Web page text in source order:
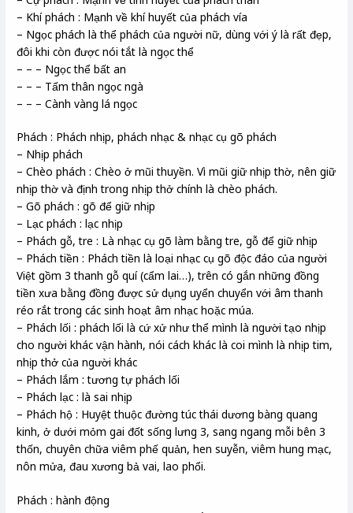
– Khí phách : Mạnh về khí huyết của phách vía
– Ngọc phách là thể phách của người nữ, dùng với ý là rất đẹp,
đôi khi còn được nói tắt là ngọc thể
– – – Ngọc thể bất an
– – – Tấm thân ngọc ngà
– – – Cành vàng lá ngọc
Phách : Phách nhịp, phách nhạc & nhạc cụ gõ phách
– Nhịp phách
– Chèo phách : Chèo ở mũi thuyền. Vì mũi giữ nhịp thờ, nên giữ
nhịp thờ và định trong nhịp thở chính là chèo phách.
– Gõ phách : gõ để giữ nhịp
– Lạc phách : lạc nhịp
– Phách gỗ, tre : Là nhạc cụ gõ làm bằng tre, gỗ để giữ nhịp
– Phách tiền : Phách tiền là loại nhạc cụ gõ độc đáo của người
Việt gồm 3 thanh gỗ quí (cẩm lai…), trên có gắn những đồng
tiền xưa bằng đồng được sử dụng uyển chuyển với âm thanh
réo rắt trong các sinh hoạt âm nhạc hoặc múa.
– Phách lối : phách lối là cứ xử như thể mình là người tạo nhịp
cho người khác vận hành, nói cách khác là coi mình là nhịp tim,
nhịp thở của người khác
– Phách lắm : tương tự phách lối
– Phách lạc : là sai nhịp
– Phách hộ : Huyệt thuộc đường túc thái dương bàng quang
kinh, ở dưới mỏm gai đốt sống lưng 3, sang ngang mỗi bên 3
thốn, chuyên chữa viêm phế quản, hen suyễn, viêm hung mạc,
nôn mửa, đau xương bả vai, lao phổi.
Phách : hành động